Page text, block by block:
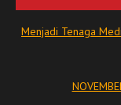
Menjadi Tenaga